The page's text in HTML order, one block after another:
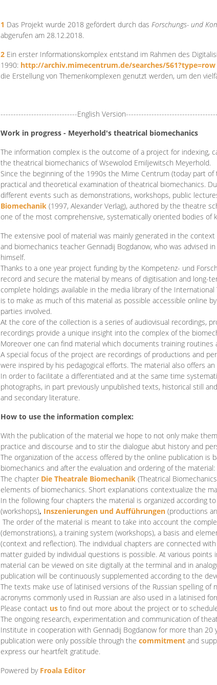
1 Das Projekt wurde 2018 gefördert durch das Forschungs- und
abgerufen am 28.12.2018.
2 Ein erster Informationskomplex entstand im Rahmen des
1990: http://archiv.mimecentrum.de/searches/561?type=row
die Erstellung von Themenkomplexen genutzt werden, um den
------------------------------English
Work in progress - Meyerhold's theatrical biomechanics
The information complex is the outcome of a project for indexing,
the theatrical biomechanics of Wsewolod Emiljewitsch Meyerhold.
Since the beginning of the 1990s the Mime Centrum (today part
practical and theoretical examination of theatrical biomechanics.
different events such as demonstrations, workshops, public
Biomechanik (1997, Alexander Verlag), authored by the theatre
one of the most comprehensive, systematically oriented bodies
The extensive pool of material was mainly generated in the
and biomechanics teacher Gennadij Bogdanow, who was advised
himself.
Thanks to a one year project funding by the Kompetenz- und
record and secure the material by means of digitisation and long-
complete holdings available in the media library of the
is to make as much of this material as possible accessible online
parties involved.
At the core of the collection is a series of audiovisual recordings,
recordings provide a unique insight into the complex of the
Moreover one can find material which documents training
A special focus of the project are recordings of productions and
were inspired by his pedagogical efforts. The material also offers
In order to facilitate a differentiated and at the same time
photographs, in part previously unpublished texts, historical still
and secondary literature.
How to use the information complex:
With the publication of the material we hope to not only make
practice and discourse and to stir the dialogue abut history and
The organization of the access offered by the online publication
biomechanics and after the evaluation and ordering of the material:
The chapter Die Theatrale Biomechanik (Theatrical
elements of biomechanics. Short explanations contextualize the
In the following four chapters the material is organized according
(workshops), Inszenierungen und Aufführungen (productions
The order of the material is meant to take into account the
(demonstrations), a training system (workshops), a basis and
(context and reflection). The individual chapters are connected
matter guided by individual questions is possible. At various
material can be viewed on site digitally at the terminal and in
publication will be continuously supplemented according to the
The texts make use of latinised versions of the Russian spelling
acronyms commonly used in Russian are also used in a latinised
Please contact us to find out more about the project or to
The ongoing research, experimentation and communication of
Institute in cooperation with Gennadij Bogdanow for more than
publication were only possible through the commitment and
express our heartfelt gratitude.
Powered by Froala Editor